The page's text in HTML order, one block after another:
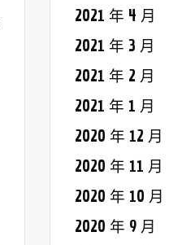
2021 年 4 月
2021 年 3 月
2021 年 2 月
2021 年 1 月
2020 年 12 月
2020 年 11 月
2020 年 10 月
2020 年 9 月